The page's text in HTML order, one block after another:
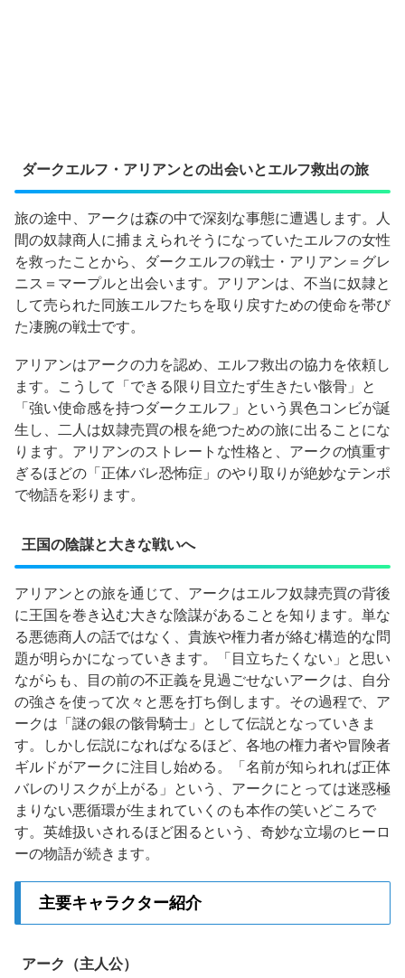
ダークエルフ・アリアンとの出会いとエルフ救出の旅
旅の途中、アークは森の中で深刻な事態に遭遇します。人
間の奴隷商人に捕まえられそうになっていたエルフの女性
を救ったことから、ダークエルフの戦士・アリアン＝グレ
ニス＝マープルと出会います。アリアンは、不当に奴隷と
して売られた同族エルフたちを取り戻すための使命を帯び
た凄腕の戦士です。
アリアンはアークの力を認め、エルフ救出の協力を依頼し
ます。こうして「できる限り目立たず生きたい骸骨」と
「強い使命感を持つダークエルフ」という異色コンビが誕
生し、二人は奴隷売買の根を絶つための旅に出ることにな
ります。アリアンのストレートな性格と、アークの慎重す
ぎるほどの「正体バレ恐怖症」のやり取りが絶妙なテンポ
で物語を彩ります。
王国の陰謀と大きな戦いへ
アリアンとの旅を通じて、アークはエルフ奴隷売買の背後
に王国を巻き込む大きな陰謀があることを知ります。単な
る悪徳商人の話ではなく、貴族や権力者が絡む構造的な問
題が明らかになっていきます。「目立ちたくない」と思い
ながらも、目の前の不正義を見過ごせないアークは、自分
の強さを使って次々と悪を打ち倒します。その過程で、ア
ークは「謎の銀の骸骨騎士」として伝説となっていきま
す。しかし伝説になればなるほど、各地の権力者や冒険者
ギルドがアークに注目し始める。「名前が知られれば正体
バレのリスクが上がる」という、アークにとっては迷惑極
まりない悪循環が生まれていくのも本作の笑いどころで
す。英雄扱いされるほど困るという、奇妙な立場のヒーロ
ーの物語が続きます。
主要キャラクター紹介
アーク（主人公）